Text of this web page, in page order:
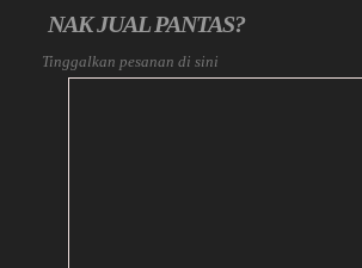
NAK JUAL PANTAS?
Tinggalkan pesanan di sini